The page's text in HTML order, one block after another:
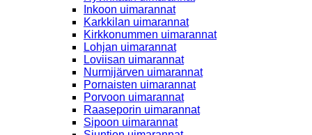
Inkoon uimarannat
Karkkilan uimarannat
Kirkkonummen uimarannat
Lohjan uimarannat
Loviisan uimarannat
Nurmijärven uimarannat
Pornaisten uimarannat
Porvoon uimarannat
Raaseporin uimarannat
Sipoon uimarannat